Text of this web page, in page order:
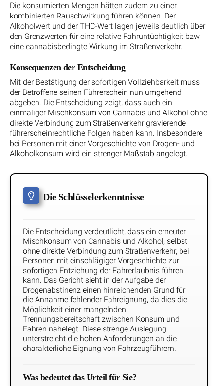
Die konsumierten Mengen hätten zudem zu einer
kombinierten Rauschwirkung führen können. Der
Alkoholwert und der THC-Wert lagen jeweils deutlich über
den Grenzwerten für eine relative Fahruntüchtigkeit bzw.
eine cannabisbedingte Wirkung im Straßenverkehr.
Konsequenzen der Entscheidung
Mit der Bestätigung der sofortigen Vollziehbarkeit muss
der Betroffene seinen Führerschein nun umgehend
abgeben. Die Entscheidung zeigt, dass auch ein
einmaliger Mischkonsum von Cannabis und Alkohol ohne
direkte Verbindung zum Straßenverkehr gravierende
führerscheinrechtliche Folgen haben kann. Insbesondere
bei Personen mit einer Vorgeschichte von Drogen- und
Alkoholkonsum wird ein strenger Maßstab angelegt.
Die Schlüsselerkenntnisse
Die Entscheidung verdeutlicht, dass ein erneuter
Mischkonsum von Cannabis und Alkohol, selbst
ohne direkte Verbindung zum Straßenverkehr, bei
Personen mit einschlägiger Vorgeschichte zur
sofortigen Entziehung der Fahrerlaubnis führen
kann. Das Gericht sieht in der Aufgabe der
Drogenabstinenz einen hinreichenden Grund für
die Annahme fehlender Fahreignung, da dies die
Möglichkeit einer mangelnden
Trennungsbereitschaft zwischen Konsum und
Fahren nahelegt. Diese strenge Auslegung
unterstreicht die hohen Anforderungen an die
charakterliche Eignung von Fahrzeugführern.
Was bedeutet das Urteil für Sie?